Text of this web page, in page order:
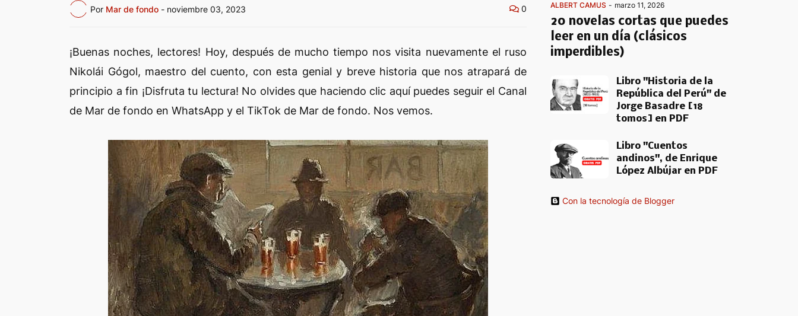
Por Mar de fondo - noviembre 03, 2023 0
¡Buenas noches, lectores! Hoy, después de mucho tiempo nos visita nuevamente el ruso
Nikolái Gógol, maestro del cuento, con esta genial y breve historia que nos atrapará de
principio a fin ¡Disfruta tu lectura! No olvides que haciendo clic aquí puedes seguir el Canal
de Mar de fondo en WhatsApp y el TikTok de Mar de fondo. Nos vemos.
ALBERT CAMUS - marzo 11, 2026
20 novelas cortas que puedes
leer en un día (clásicos
imperdibles)
Libro "Historia de la
República del Perú" de
Jorge Basadre [18
tomos] en PDF
Libro "Cuentos
andinos", de Enrique
López Albújar en PDF
Con la tecnología de Blogger